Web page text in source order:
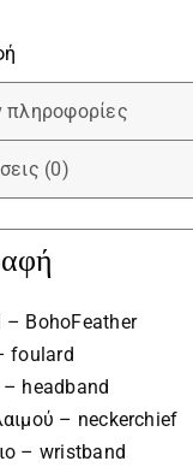
πληροφορίες
(0)
– BohoFeather
foulard
headband
– neckerchief
– wristband